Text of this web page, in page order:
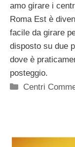
amo girare i
Roma Est è
facile da girare
disposto su due
dove è
posteggio.
Categorie
Centri